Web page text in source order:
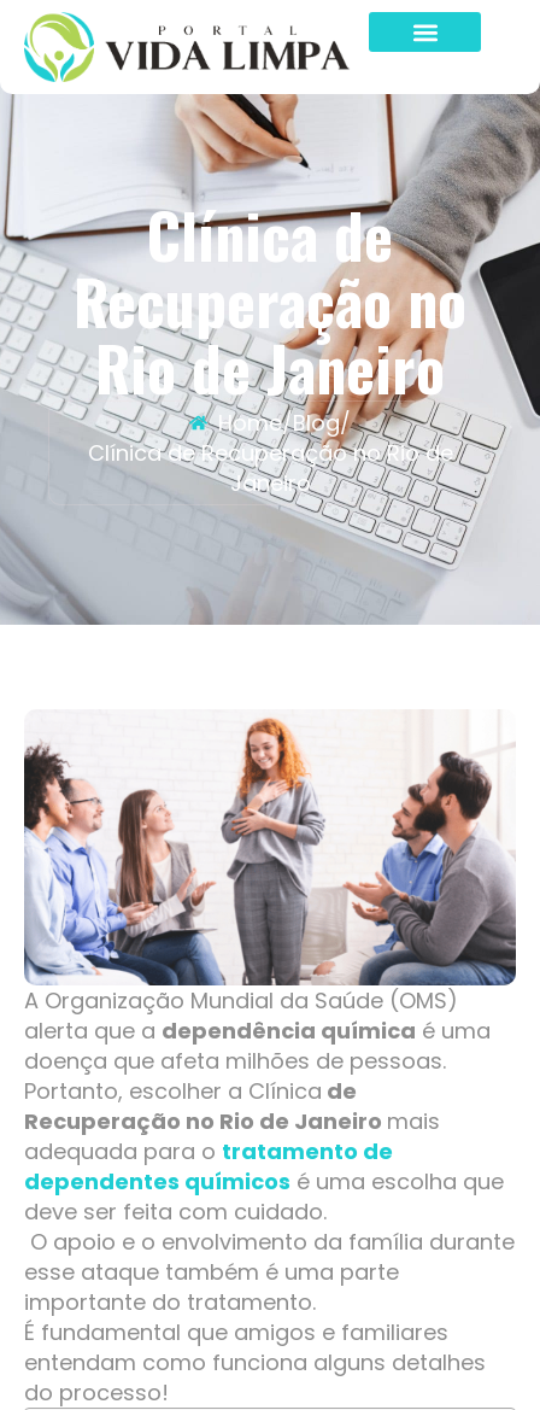
Clínica de
Recuperação no
Rio de Janeiro
Home/Blog/
Clínica de Recuperação no Rio de
Janeiro
A Organização Mundial da Saúde (OMS)
alerta que a dependência química é uma
doença que afeta milhões de pessoas.
Portanto, escolher a Clínica de
Recuperação no Rio de Janeiro mais
adequada para o tratamento de
dependentes químicos é uma escolha que
deve ser feita com cuidado.
O apoio e o envolvimento da família durante
esse ataque também é uma parte
importante do tratamento.
É fundamental que amigos e familiares
entendam como funciona alguns detalhes
do processo!